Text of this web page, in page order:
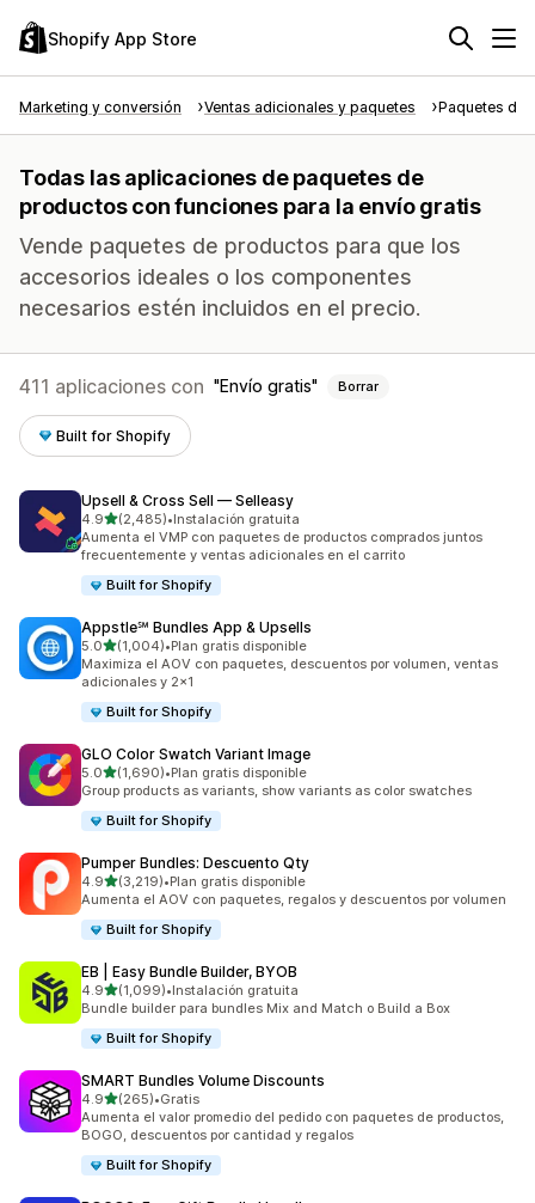
Shopify App Store
Marketing y conversión Ventas adicionales y paquetes Paquetes de
Todas las aplicaciones de paquetes de
productos con funciones para la envío gratis
Vende paquetes de productos para que los
accesorios ideales o los componentes
necesarios estén incluidos en el precio.
411 aplicaciones con Envío gratis Borrar
Built for Shopify
Upsell & Cross Sell — Selleasy
4.9de 5 estrellas
(2,485)
2485 reseñas en total
•Instalación gratuita
Aumenta el VMP con paquetes de productos comprados juntos
frecuentemente y ventas adicionales en el carrito
Built for Shopify
Appstle℠ Bundles App & Upsells
5.0de 5 estrellas
(1,004)
1004 reseñas en total
•Plan gratis disponible
Maximiza el AOV con paquetes, descuentos por volumen, ventas
adicionales y 2x1
Built for Shopify
GLO Color Swatch Variant Image
5.0de 5 estrellas
(1,690)
1690 reseñas en total
•Plan gratis disponible
Group products as variants, show variants as color swatches
Built for Shopify
Pumper Bundles: Descuento Qty
4.9de 5 estrellas
(3,219)
3219 reseñas en total
•Plan gratis disponible
Aumenta el AOV con paquetes, regalos y descuentos por volumen
Built for Shopify
EB | Easy Bundle Builder, BYOB
4.9de 5 estrellas
(1,099)
1099 reseñas en total
•Instalación gratuita
Bundle builder para bundles Mix and Match o Build a Box
Built for Shopify
SMART Bundles Volume Discounts
4.9de 5 estrellas
(265)
265 reseñas en total
•Gratis
Aumenta el valor promedio del pedido con paquetes de productos,
BOGO, descuentos por cantidad y regalos
Built for Shopify